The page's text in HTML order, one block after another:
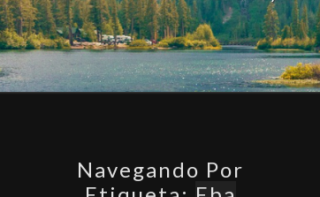
Navegando Por